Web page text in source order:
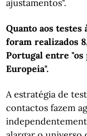
ajustamentos".
Quanto aos testes
foram realizados
Portugal entre "os
Europeia".
A estratégia de
contactos fazem